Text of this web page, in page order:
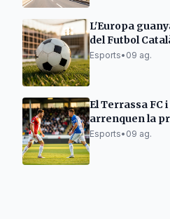
L'Europa
del Futbol
Esports• 09 ag.
El Terrassa FC
arrenquen la
victòries i
Esports• 09 ag.